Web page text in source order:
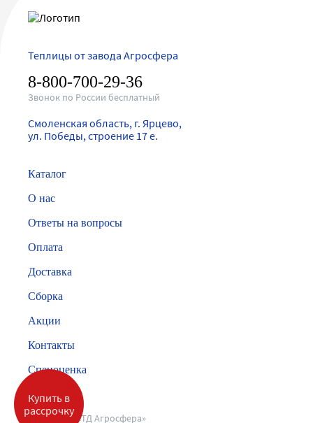
Теплицы от завода Агросфера
8-800-700-29-36
Звонок по России бесплатный
Смоленская область, г. Ярцево,
ул. Победы, строение 17 е.
Каталог
О нас
Ответы на вопросы
Оплата
Доставка
Сборка
Акции
Контакты
Спецоценка
©2026 ООО «ТД Агросфера»
Купить в
рассрочку